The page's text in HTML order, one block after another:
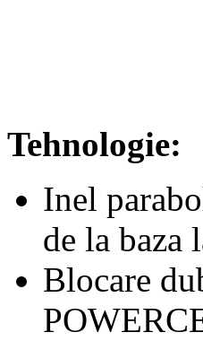
Tehnologie:
Inel
de la baza
Blocare